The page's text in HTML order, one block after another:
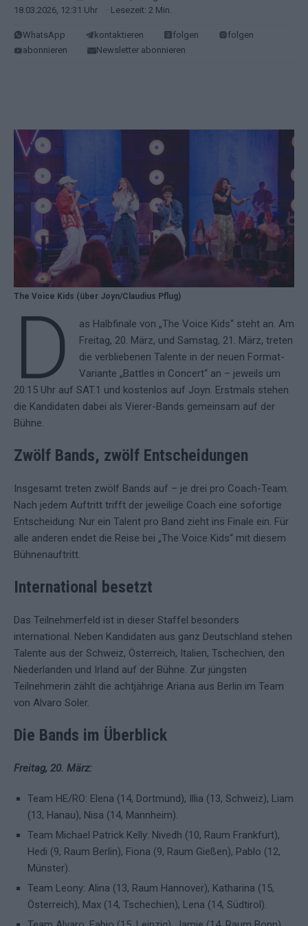
18.03.2026, 12:31 Uhr
· Lesezeit: 2 Min.
WhatsApp kontaktieren folgen
folgen
abonnieren
Newsletter abonnieren
The Voice Kids (über Joyn/Claudius Pflug)
D
as Halbfinale von „The Voice Kids“ steht an. Am
Freitag, 20. März, und Samstag, 21. März, treten
die verbliebenen Talente in der neuen Format-
Variante „Battles in Concert“ an – jeweils um
20:15 Uhr auf SAT.1 und kostenlos auf Joyn. Erstmals stehen
die Kandidaten dabei als Vierer-Bands gemeinsam auf der
Bühne.
Zwölf Bands, zwölf Entscheidungen
Insgesamt treten zwölf Bands auf – je drei pro Coach-Team.
Nach jedem Auftritt trifft der jeweilige Coach eine sofortige
Entscheidung: Nur ein Talent pro Band zieht ins Finale ein. Für
alle anderen endet die Reise bei „The Voice Kids“ mit diesem
Bühnenauftritt.
International besetzt
Das Teilnehmerfeld ist in dieser Staffel besonders
international. Neben Kandidaten aus ganz Deutschland stehen
Talente aus der Schweiz, Österreich, Italien, Tschechien, den
Niederlanden und Irland auf der Bühne. Zur jüngsten
Teilnehmerin zählt die achtjährige Ariana aus Berlin im Team
von Alvaro Soler.
Die Bands im Überblick
Freitag, 20. März:
Team HE/RO: Elena (14, Dortmund), Illia (13, Schweiz), Liam
(13, Hanau), Nisa (14, Mannheim).
Team Michael Patrick Kelly: Nivedh (10, Raum Frankfurt),
Hedi (9, Raum Berlin), Fiona (9, Raum Gießen), Pablo (12,
Münster).
Team Leony: Alina (13, Raum Hannover), Katharina (15,
Österreich), Max (14, Tschechien), Lena (14, Südtirol).